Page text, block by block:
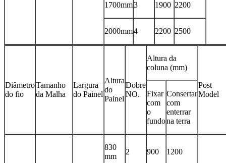
1700mm3 1900 2200
2000mm4 2200 2500
Diâmetro
do fio
Tamanho
da Malha
Largura
do Painel
Altura
do
Painel
Dobre
NO.
Altura da
coluna (mm)
Post
Model
Fixar
com
o
fundo
Consertar
com
enterrar
na terra
830
mm
2 900 1200